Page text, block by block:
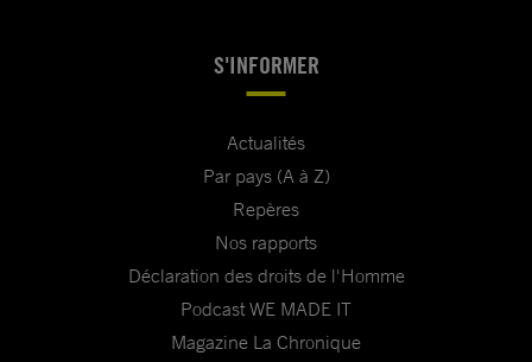
S'INFORMER
Actualités
Par pays (A à Z)
Repères
Nos rapports
Déclaration des droits de l'Homme
Podcast WE MADE IT
Magazine La Chronique